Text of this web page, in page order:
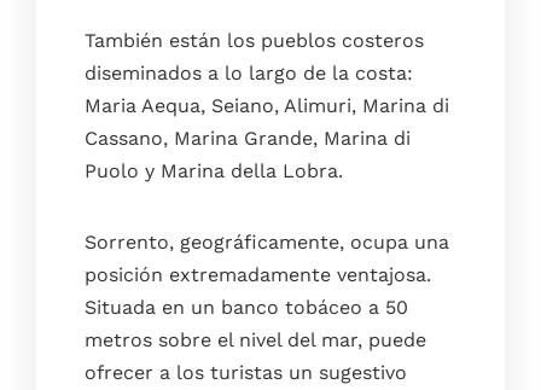
También están los pueblos costeros
diseminados a lo largo de la costa:
Maria Aequa, Seiano, Alimuri, Marina di
Cassano, Marina Grande, Marina di
Puolo y Marina della Lobra.
Sorrento, geográficamente, ocupa una
posición extremadamente ventajosa.
Situada en un banco tobáceo a 50
metros sobre el nivel del mar, puede
ofrecer a los turistas un sugestivo